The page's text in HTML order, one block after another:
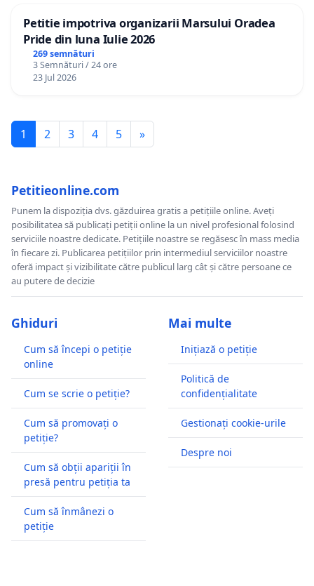
Petitie impotriva organizarii Marsului Oradea
Pride din luna Iulie 2026
269 semnături
3 Semnături / 24 ore
23 Jul 2026
1 2 3 4 5 »
Petitieonline.com
Punem la dispoziția dvs. găzduirea gratis a petițiile online. Aveți
posibilitatea să publicați petiții online la un nivel profesional folosind
serviciile noastre dedicate. Petițiile noastre se regăsesc în mass media
în fiecare zi. Publicarea petițiilor prin intermediul serviciilor noastre
oferă impact și vizibilitate către publicul larg cât și către persoane ce
au putere de decizie
Ghiduri
Cum să începi o petiție
online
Cum se scrie o petiție?
Cum să promovați o
petiție?
Cum să obții apariții în
presă pentru petiția ta
Cum să înmânezi o
petiție
Mai multe
Inițiază o petiție
Politică de
confidențialitate
Gestionați cookie-urile
Despre noi